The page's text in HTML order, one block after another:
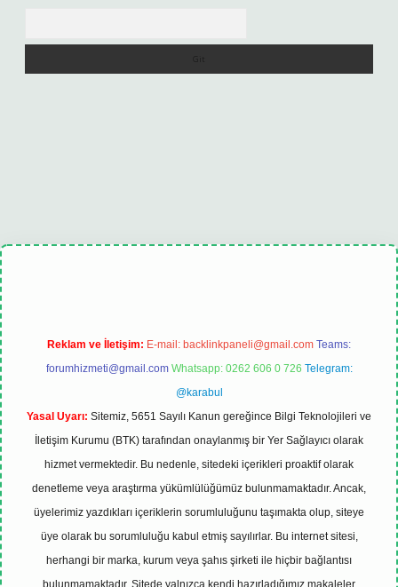
tulipbet güncel
Reklam ve İletişim: E-mail: backlinkpaneli@gmail.com Teams:
forumhizmeti@gmail.com Whatsapp: 0262 606 0 726 Telegram:
@karabul
Yasal Uyarı: Sitemiz, 5651 Sayılı Kanun gereğince Bilgi Teknolojileri ve
İletişim Kurumu (BTK) tarafından onaylanmış bir Yer Sağlayıcı olarak
hizmet vermektedir. Bu nedenle, sitedeki içerikleri proaktif olarak
denetleme veya araştırma yükümlülüğümüz bulunmamaktadır. Ancak,
üyelerimiz yazdıkları içeriklerin sorumluluğunu taşımakta olup, siteye
üye olarak bu sorumluluğu kabul etmiş sayılırlar. Bu internet sitesi,
herhangi bir marka, kurum veya şahıs şirketi ile hiçbir bağlantısı
bulunmamaktadır. Sitede yalnızca kendi hazırladığımız makaleler